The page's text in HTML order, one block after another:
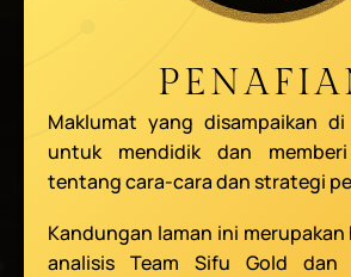
Maklumat yang disampaikan
untuk mendidik dan
tentang cara-cara dan strategi
Kandungan laman ini merupakan
analisis Team Sifu Gold dan